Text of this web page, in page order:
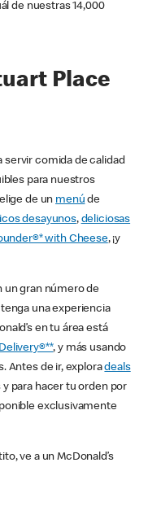
de nuestras 14,000
Place
servir comida de calidad
para nuestros
de un menú de
desayunos, deliciosas
with Cheese, ¡y
un gran número de
una experiencia
en tu área está
, y más usando
Antes de ir, exploradeals
para hacer tu orden por
exclusivamente
ve a un McDonald’s